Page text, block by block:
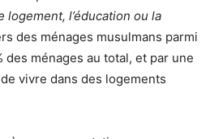
logement, l’éducation ou la
des ménages musulmans parmi
ménages au total, et par une
vivre dans des logements